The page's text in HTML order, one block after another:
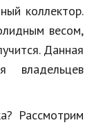
коллектор.
весом,
Данная
владельцев
Рассмотрим